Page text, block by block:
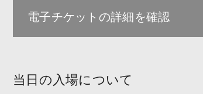
電子チケットの詳細を確認
当日の入場について